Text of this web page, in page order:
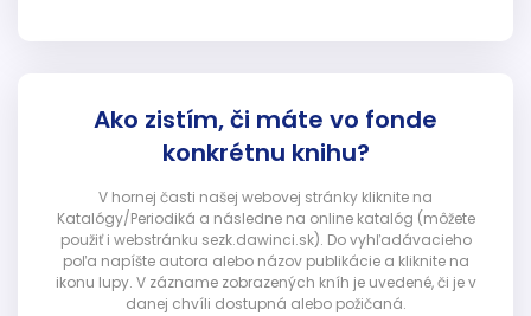
Ako zistím, či máte vo fonde
konkrétnu knihu?
V hornej časti našej webovej stránky kliknite na
Katalógy/Periodiká a následne na online katalóg (môžete
použiť i webstránku sezk.dawinci.sk). Do vyhľadávacieho
poľa napíšte autora alebo názov publikácie a kliknite na
ikonu lupy. V zázname zobrazených kníh je uvedené, či je v
danej chvíli dostupná alebo požičaná.